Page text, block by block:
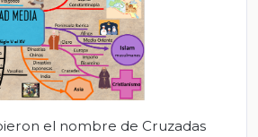
el nombre de Cruzadas